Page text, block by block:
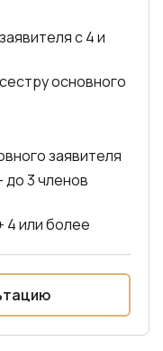
Восток
основного
заявителя
3 членов
4 или более
на